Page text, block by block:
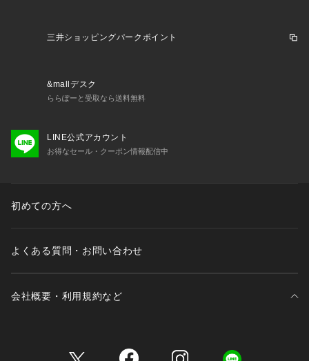
・64650 ブラジャー（B・C）
・74650 ノーマルショーツ
・74651 レースショーツ
・14651 カップ付スリップ
若干製品と画像のカラーが異なる場合もございます。
三井ショッピングパークポイント
&mallデスク
ららぽーと受取なら送料無料
LINE公式アカウント
お得なセール・クーポン情報配信中
初めての方へ
よくある質問・お問い合わせ
会社概要・利用規約など